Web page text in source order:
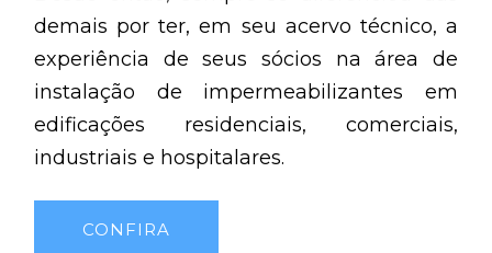
demais por ter, em seu acervo técnico, a
experiência de seus sócios na área de
instalação de impermeabilizantes em
edificações residenciais, comerciais,
industriais e hospitalares.
CONFIRA